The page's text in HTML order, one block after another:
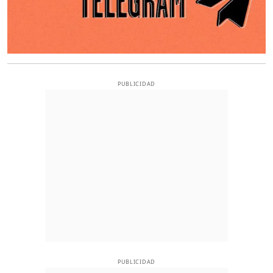
PUBLICIDAD
PUBLICIDAD